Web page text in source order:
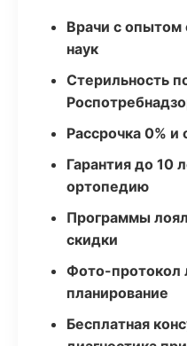
Врачи с опытом
наук
Стерильность
Рассрочка 0% и
Гарантия до 10
ортопедию
Программы
скидки
Фото-протокол
планирование
Бесплатная